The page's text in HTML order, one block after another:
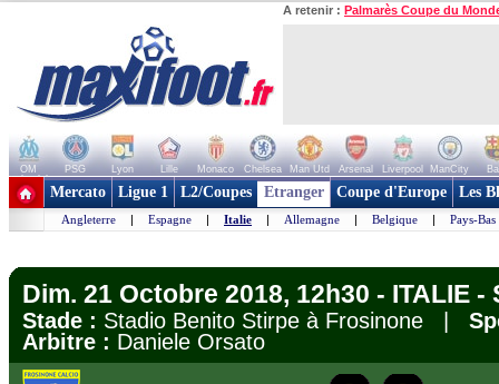
A retenir : Palmarès Coupe du
OM PSG Lyon Lille Monaco Chelsea Man Utd Arsenal Liverpool ManCity
+ de clubs
Mercato Ligue 1 L2/Coupes Etranger Coupe d'Europe Les
Angleterre | Espagne | Italie | Allemagne | Belgique | Pays-Bas
Dim. 21 Octobre 2018, 12h30 - ITALIE -
Stade : Stadio Benito Stirpe à Frosinone |
Arbitre : Daniele Orsato